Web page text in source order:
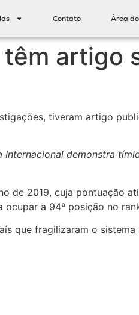
Contato Área
artigo
tiveram artigo
demonstra
de 2019, cuja pontuação
a 94ª posição no
que fragilizaram o